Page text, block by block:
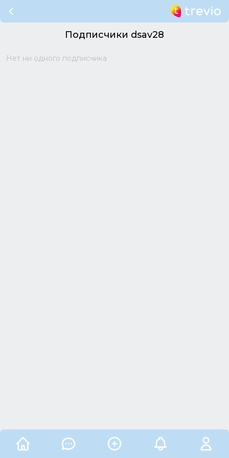
Подписчики dsav28
Нет ни одного подписчика